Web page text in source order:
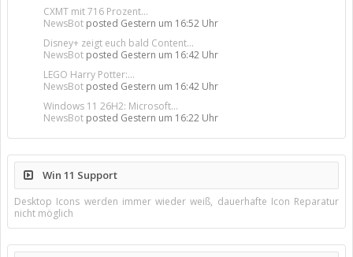
CXMT mit 716 Prozent...
NewsBot posted Gestern um 16:52 Uhr
Disney+ zeigt euch bald Content...
NewsBot posted Gestern um 16:42 Uhr
LEGO Harry Potter:...
NewsBot posted Gestern um 16:42 Uhr
Windows 11 26H2: Microsoft...
NewsBot posted Gestern um 16:22 Uhr
Win 11 Support
Desktop Icons werden immer wieder weiß, dauerhafte Icon Reparatur
nicht möglich